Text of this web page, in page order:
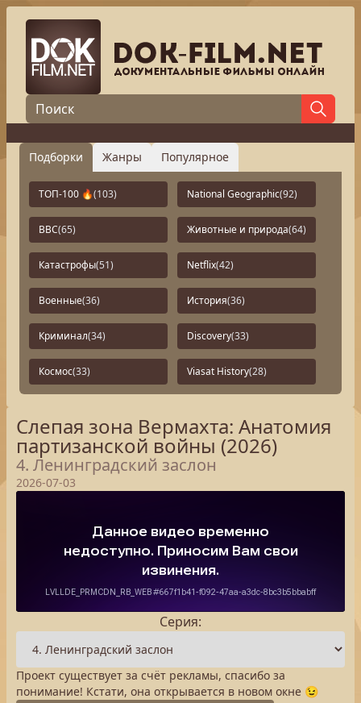
Подборки Жанры Популярное
ТОП-100 🔥(103) National Geographic(92)
BBC(65) Животные и природа(64)
Катастрофы(51) Netflix(42)
Военные(36) История(36)
Криминал(34) Discovery(33)
Космос(33) Viasat History(28)
Слепая зона Вермахта: Анатомия
партизанской войны (2026)
4. Ленинградский заслон
2026-07-03
Серия:
Проект существует за счёт рекламы, спасибо за
понимание! Кстати, она открывается в новом окне 😉